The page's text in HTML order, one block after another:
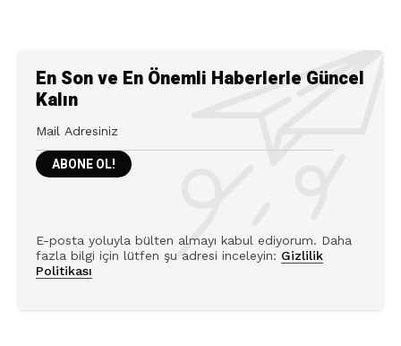
En Son ve En Önemli Haberlerle Güncel
Kalın
E-posta yoluyla bülten almayı kabul ediyorum. Daha
fazla bilgi için lütfen şu adresi inceleyin: Gizlilik
Politikası